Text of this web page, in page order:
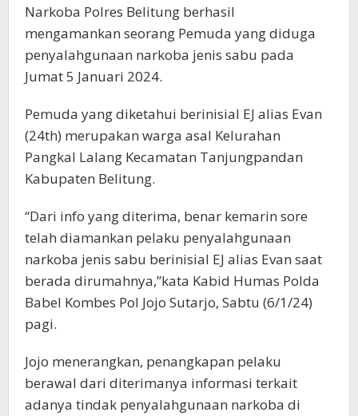
Narkoba Polres Belitung berhasil
mengamankan seorang Pemuda yang diduga
penyalahgunaan narkoba jenis sabu pada
Jumat 5 Januari 2024.
Pemuda yang diketahui berinisial EJ alias Evan
(24th) merupakan warga asal Kelurahan
Pangkal Lalang Kecamatan Tanjungpandan
Kabupaten Belitung.
“Dari info yang diterima, benar kemarin sore
telah diamankan pelaku penyalahgunaan
narkoba jenis sabu berinisial EJ alias Evan saat
berada dirumahnya,”kata Kabid Humas Polda
Babel Kombes Pol Jojo Sutarjo, Sabtu (6/1/24)
pagi.
Jojo menerangkan, penangkapan pelaku
berawal dari diterimanya informasi terkait
adanya tindak penyalahgunaan narkoba di